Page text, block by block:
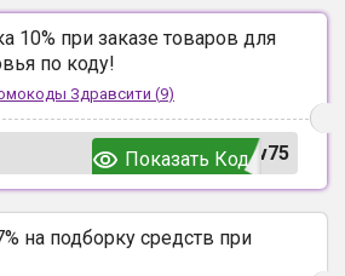
10% при заказе товаров для
по коду!
Здравсити (9)
v75
Показать Код
на подборку средств при